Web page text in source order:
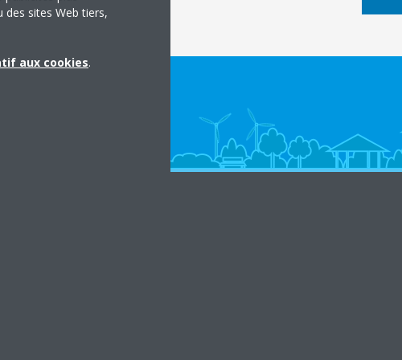
sites Web tiers,
aux cookies.